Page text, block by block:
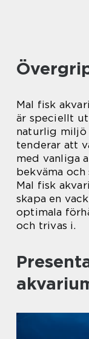
Mal fisk
är speciellt
naturlig miljö
tenderar att
med vanliga
bekväma
Mal fisk
skapa en
optimala
och trivas i.